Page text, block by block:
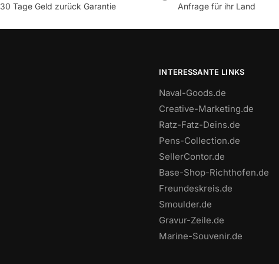
30 Tage Geld zurück Garantie Anfrage für ihr Land
INTERESSANTE LINKS
Naval-Goods.de
Creative-Marketing.de
Ratz-Fatz-Deins.de
Pens-Collection.de
SellerContor.de
Base-Shop-Richthofen.de
Freundeskreis.de
Smoulder.de
Gravur-Zeile.de
Marine-Souvenir.de